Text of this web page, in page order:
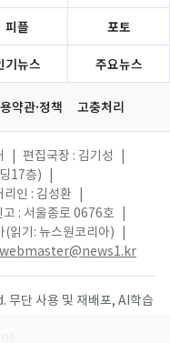
피플 포토
기뉴스 주요뉴스
약관·정책 고충처리
편집국장 : 김기성
17층)
리인 : 김성환
: 서울종로 0676호
(읽기: 뉴스원코리아)
webmaster@news1.kr
단 사용 및 재배포, AI학습